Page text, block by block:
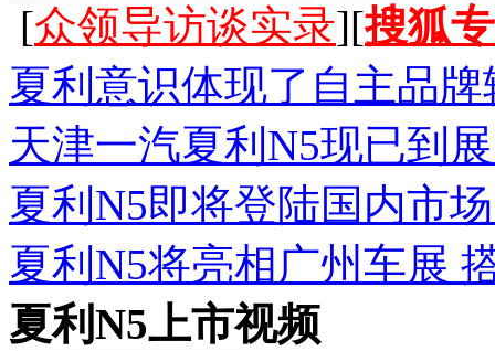
[众领导访谈实录][搜狐
夏利意识体现了自主品
天津一汽夏利N5现已到
夏利N5即将登陆国内市
夏利N5将亮相广州车展
夏利N5上市视频